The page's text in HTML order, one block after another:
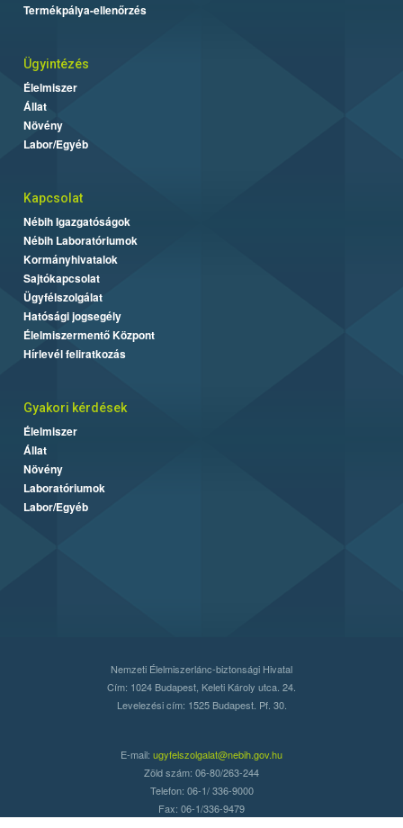
Termékpálya-ellenőrzés
Ügyintézés
Élelmiszer
Állat
Növény
Labor/Egyéb
Kapcsolat
Nébih Igazgatóságok
Nébih Laboratóriumok
Kormányhivatalok
Sajtókapcsolat
Ügyfélszolgálat
Hatósági jogsegély
Élelmiszermentő Központ
Hírlevél feliratkozás
Gyakori kérdések
Élelmiszer
Állat
Növény
Laboratóriumok
Labor/Egyéb
Nemzeti Élelmiszerlánc-biztonsági Hivatal
Cím: 1024 Budapest, Keleti Károly utca. 24.
Levelezési cím: 1525 Budapest. Pf. 30.
E-mail: ugyfelszolgalat@nebih.gov.hu
Zöld szám: 06-80/263-244
Telefon: 06-1/ 336-9000
Fax: 06-1/336-9479